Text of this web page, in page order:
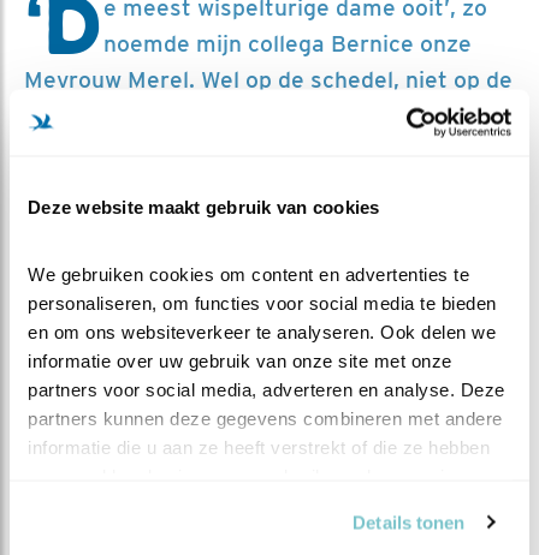
Deze website maakt gebruik van cookies
We gebruiken cookies om content en advertenties te
personaliseren, om functies voor social media te bieden
en om ons websiteverkeer te analyseren. Ook delen we
informatie over uw gebruik van onze site met onze
partners voor social media, adverteren en analyse. Deze
partners kunnen deze gegevens combineren met andere
informatie die u aan ze heeft verstrekt of die ze hebben
Details tonen
‘De meest wispelturige dame ooit’, zo
noemde mijn collega Bernice onze
Mevrouw Merel. Wel op de schedel, niet op de
schedel, een takje erop, nee toch maar niet.
Ondertussen is de lente in deze tuin op de Veluwe toch
echt wel los gebarsten. Elders op het erf zitten
inmiddels twee merels te broeden, beiden met een
legsel van waarschijnlijk 4 eitjes.
Op een paar meter afstand van de schedel wordt door
een derde mereldame een nest gebouwd in de carport.